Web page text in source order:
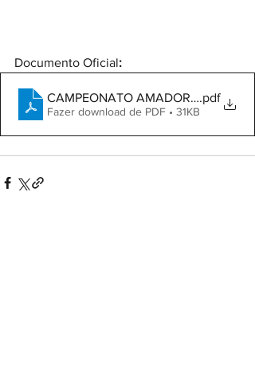
Documento Oficial:
CAMPEONATO AMADOR - NOTA 05
.pdf
Fazer download de PDF • 31KB